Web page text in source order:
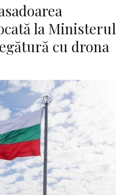
la Ministerul
cu drona